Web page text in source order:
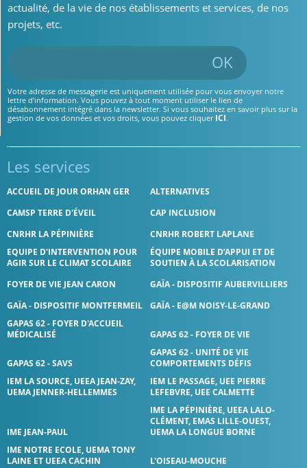
actualité, de la vie de nos établissements et services, de nos
projets, etc.
OK
Votre adresse de messagerie est uniquement utilisée pour vous envoyer notre
lettre d’information. Vous pouvez à tout moment utiliser le lien de
désabonnement intégré dans la newsletter. Si vous souhaitez en savoir plus sur la
gestion de vos données et vos droits, vous pouvez cliquer ICI.
Les services
ACCUEIL DE JOUR ORHAN GER
ALTERNATIVES
CAMSP TERRE D'ÉVEIL
CAP INCLUSION
CNRHR LA PÉPINIÈRE
CNRHR ROBERT LAPLANE
EQUIPE D'INTERVENTION POUR
AGIR SUR LE CLIMAT SCOLAIRE
ÉQUIPE MOBILE D’APPUI ET DE
SOUTIEN À LA SCOLARISATION
FOYER DE VIE JEAN CARON
GAÏA - DISPOSITIF AUBERVILLIERS
GAÏA - DISPOSITIF MONTFERMEIL
GAÏA - E@M NOISY-LE-GRAND
GAPAS 62 - FOYER D'ACCUEIL
MÉDICALISÉ
GAPAS 62 - FOYER DE VIE
GAPAS 62 - SAVS
GAPAS 62 - UNITÉ DE VIE
COMPORTEMENTS DÉFIS
IEM LA SOURCE, UEEA JEAN-ZAY,
UEMA JENNER-HELLEMMES
IEM LE PASSAGE, UEE PIERRE
LEFEBVRE, UEE CALMETTE
IME JEAN-PAUL
IME LA PÉPINIÈRE, UEEA LALO-
CLÉMENT, EMAS LILLE-OUEST,
UEMA LA LONGUE BORNE
IME NOTRE ECOLE, UEMA TONY
LAINE ET UEEA CACHIN
L'OISEAU-MOUCHE